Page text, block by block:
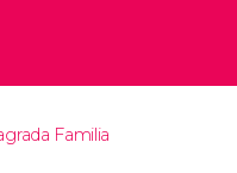
Familia